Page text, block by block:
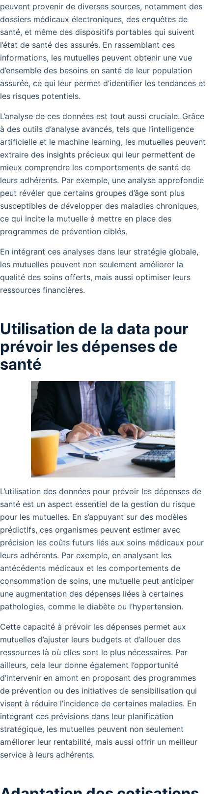
peuvent provenir de diverses sources, notamment des
dossiers médicaux électroniques, des enquêtes de
santé, et même des dispositifs portables qui suivent
l’état de santé des assurés. En rassemblant ces
informations, les mutuelles peuvent obtenir une vue
d’ensemble des besoins en santé de leur population
assurée, ce qui leur permet d’identifier les tendances et
les risques potentiels.
L’analyse de ces données est tout aussi cruciale. Grâce
à des outils d’analyse avancés, tels que l’intelligence
artificielle et le machine learning, les mutuelles peuvent
extraire des insights précieux qui leur permettent de
mieux comprendre les comportements de santé de
leurs adhérents. Par exemple, une analyse approfondie
peut révéler que certains groupes d’âge sont plus
susceptibles de développer des maladies chroniques,
ce qui incite la mutuelle à mettre en place des
programmes de prévention ciblés.
En intégrant ces analyses dans leur stratégie globale,
les mutuelles peuvent non seulement améliorer la
qualité des soins offerts, mais aussi optimiser leurs
ressources financières.
Utilisation de la data pour
prévoir les dépenses de
santé
L’utilisation des données pour prévoir les dépenses de
santé est un aspect essentiel de la gestion du risque
pour les mutuelles. En s’appuyant sur des modèles
prédictifs, ces organismes peuvent estimer avec
précision les coûts futurs liés aux soins médicaux pour
leurs adhérents. Par exemple, en analysant les
antécédents médicaux et les comportements de
consommation de soins, une mutuelle peut anticiper
une augmentation des dépenses liées à certaines
pathologies, comme le diabète ou l’hypertension.
Cette capacité à prévoir les dépenses permet aux
mutuelles d’ajuster leurs budgets et d’allouer des
ressources là où elles sont le plus nécessaires. Par
ailleurs, cela leur donne également l’opportunité
d’intervenir en amont en proposant des programmes
de prévention ou des initiatives de sensibilisation qui
visent à réduire l’incidence de certaines maladies. En
intégrant ces prévisions dans leur planification
stratégique, les mutuelles peuvent non seulement
améliorer leur rentabilité, mais aussi offrir un meilleur
service à leurs adhérents.